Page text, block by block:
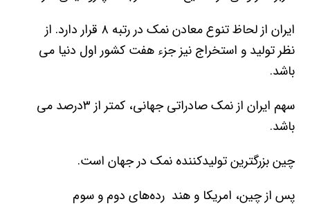
ایران از لحاظ تنوع معادن نمک در رتبه ۸ قرار دارد. از
نظر تولید و استخراج نیز جزء هفت کشور اول دنیا می
باشد.
سهم ایران از نمک صادراتی جهانی، کمتر از ۳درصد می
باشد.
چین بزرگترین تولیدکننده نمک در جهان است.
پس از چین، امریکا و هند رده‌های دوم و سوم